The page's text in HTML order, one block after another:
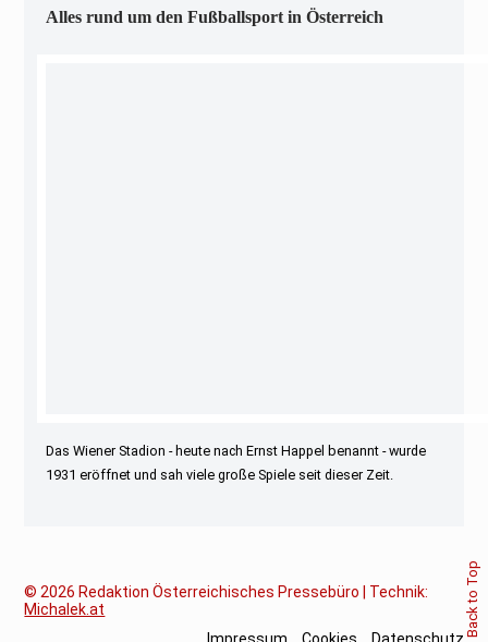
Alles rund um den Fußballsport in Österreich
Das Wiener Stadion - heute nach Ernst Happel benannt - wurde
1931 eröffnet und sah viele große Spiele seit dieser Zeit.
© 2026 Redaktion Österreichisches Pressebüro | Technik:
Michalek.at
Back to Top